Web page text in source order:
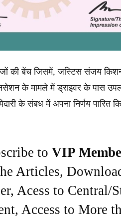
की बेंच जिसमें, जस्टिस संजय
के मामले में ड्राइवर के पास
के संबध में अपना निर्णय पारित
to VIP
Articles,
Acess to Central/
Access to More